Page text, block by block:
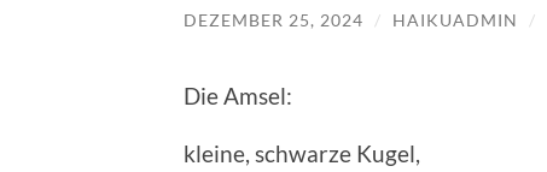
DEZEMBER 25, 2024 / HAIKUADMIN /
Die Amsel:
kleine, schwarze Kugel,